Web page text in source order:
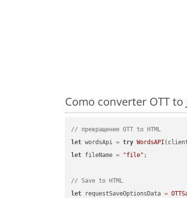
Como converter OTT to
// превращение OTT to HTML
let wordsApi = try WordsAPI
let fileName = "file" ;
// Save to HTML
let requestSaveOptionsData =